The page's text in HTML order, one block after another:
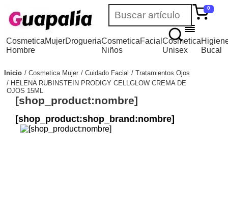
0
Cosmetica
Hombre
MujerDrogueriaCosmetica
Niños
FacialCosmetica
Unisex
Bucal
Inicio Cosmetica Mujer Cuidado Facial
Tratamientos Ojos
HELENA RUBINSTEIN PRODIGY CELLGLOW CREMA DE
OJOS 15ML
[shop_product:nombre]
[shop_product:shop_brand:nombre]